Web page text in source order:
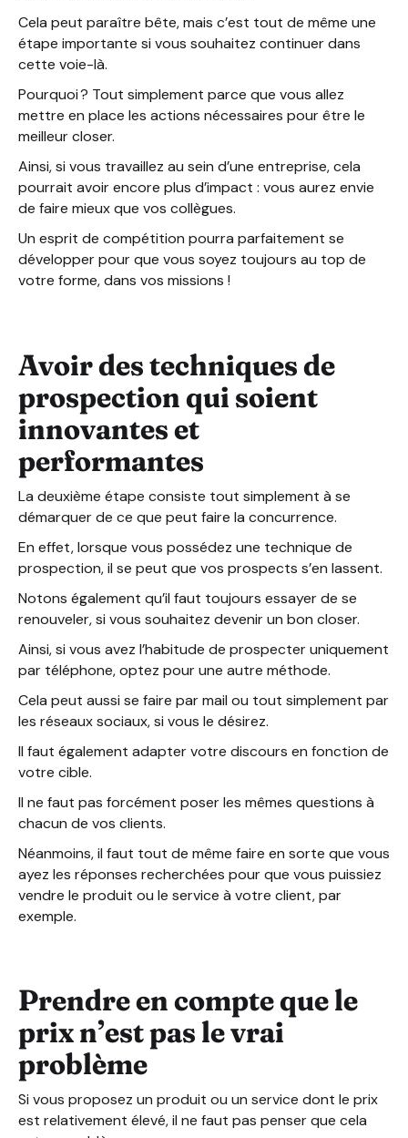
Cela peut paraître bête, mais c’est tout de même une
étape importante si vous souhaitez continuer dans
cette voie-là.
Pourquoi ? Tout simplement parce que vous allez
mettre en place les actions nécessaires pour être le
meilleur closer.
Ainsi, si vous travaillez au sein d’une entreprise, cela
pourrait avoir encore plus d’impact : vous aurez envie
de faire mieux que vos collègues.
Un esprit de compétition pourra parfaitement se
développer pour que vous soyez toujours au top de
votre forme, dans vos missions !
Avoir des techniques de
prospection qui soient
innovantes et
performantes
La deuxième étape consiste tout simplement à se
démarquer de ce que peut faire la concurrence.
En effet, lorsque vous possédez une technique de
prospection, il se peut que vos prospects s’en lassent.
Notons également qu’il faut toujours essayer de se
renouveler, si vous souhaitez devenir un bon closer.
Ainsi, si vous avez l’habitude de prospecter uniquement
par téléphone, optez pour une autre méthode.
Cela peut aussi se faire par mail ou tout simplement par
les réseaux sociaux, si vous le désirez.
Il faut également adapter votre discours en fonction de
votre cible.
Il ne faut pas forcément poser les mêmes questions à
chacun de vos clients.
Néanmoins, il faut tout de même faire en sorte que vous
ayez les réponses recherchées pour que vous puissiez
vendre le produit ou le service à votre client, par
exemple.
Prendre en compte que le
prix n’est pas le vrai
problème
Si vous proposez un produit ou un service dont le prix
est relativement élevé, il ne faut pas penser que cela